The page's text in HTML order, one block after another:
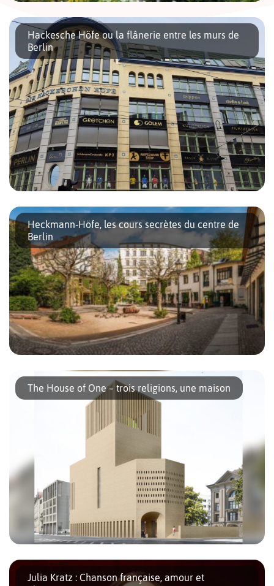
Les beaux jours pointent le bout de leur nez et l’envie de passer
du temps dehors aussi. Voici une balade pour apprécier les
premiers bourgeons et les feuilles vertes qui […]
Hackesche Höfe ou la flânerie entre les murs de
Berlin
Situées dans le quartier des granges à Mitte, les Hackesche
Höfe sont un réseau de huit cours qui se développe derrière la
Rosenthalerstraße et la Sophienstraße. Ouvertes en 1906 en […]
Heckmann-Höfe, les cours secrètes du centre de
Berlin
Les Heckmann-Höfe sont trois cours reliées les une aux autres à
Spandauer Vorstadt dans le quartier de Mitte. On peut y accéder
à partir de trois points différents : Oranienburger […]
The House of One – trois religions, une maison
À l’initiative d’un membre de chaque communauté, chrétienne,
juive et musulmane, une nouvelle structure verra bientôt le jour
à Berlin : The House of One, la Maison de l’Unité, lieu de culte
Julia Kratz : Chanson française, amour et